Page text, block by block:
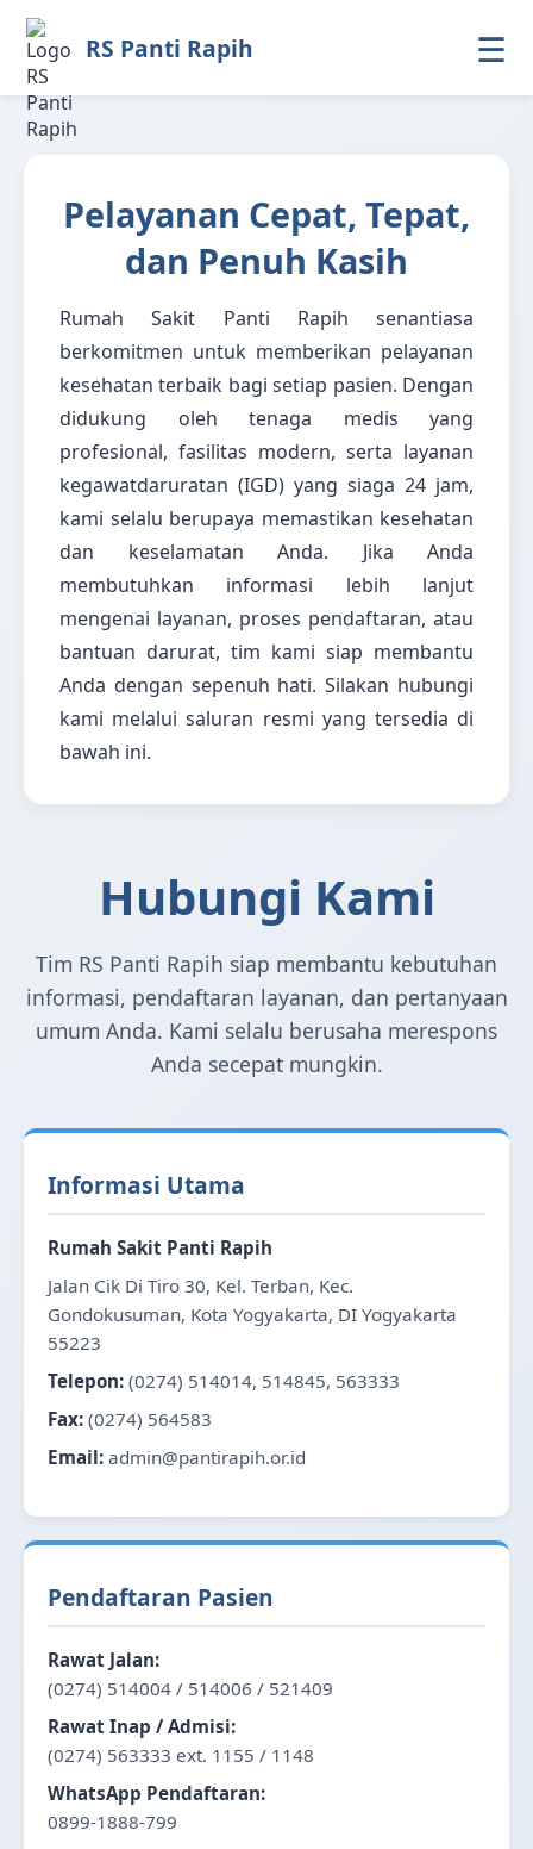
RS Panti Rapih ☰
Pelayanan Cepat, Tepat,
dan Penuh Kasih
Rumah Sakit Panti Rapih senantiasa
berkomitmen untuk memberikan pelayanan
kesehatan terbaik bagi setiap pasien. Dengan
didukung oleh tenaga medis yang
profesional, fasilitas modern, serta layanan
kegawatdaruratan (IGD) yang siaga 24 jam,
kami selalu berupaya memastikan kesehatan
dan keselamatan Anda. Jika Anda
membutuhkan informasi lebih lanjut
mengenai layanan, proses pendaftaran, atau
bantuan darurat, tim kami siap membantu
Anda dengan sepenuh hati. Silakan hubungi
kami melalui saluran resmi yang tersedia di
bawah ini.
Hubungi Kami
Tim RS Panti Rapih siap membantu kebutuhan
informasi, pendaftaran layanan, dan pertanyaan
umum Anda. Kami selalu berusaha merespons
Anda secepat mungkin.
Informasi Utama
Rumah Sakit Panti Rapih
Jalan Cik Di Tiro 30, Kel. Terban, Kec.
Gondokusuman, Kota Yogyakarta, DI Yogyakarta
55223
Telepon: (0274) 514014, 514845, 563333
Fax: (0274) 564583
Email: admin@pantirapih.or.id
Pendaftaran Pasien
Rawat Jalan:
(0274) 514004 / 514006 / 521409
Rawat Inap / Admisi:
(0274) 563333 ext. 1155 / 1148
WhatsApp Pendaftaran:
0899-1888-799